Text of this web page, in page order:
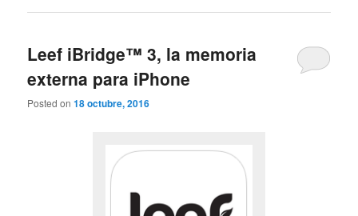
Leef iBridge™ 3, la memoria
externa para iPhone
Posted on18 octubre, 2016